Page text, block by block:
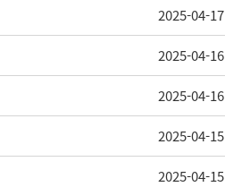
2025-04-17
2025-04-16
2025-04-16
2025-04-15
2025-04-15